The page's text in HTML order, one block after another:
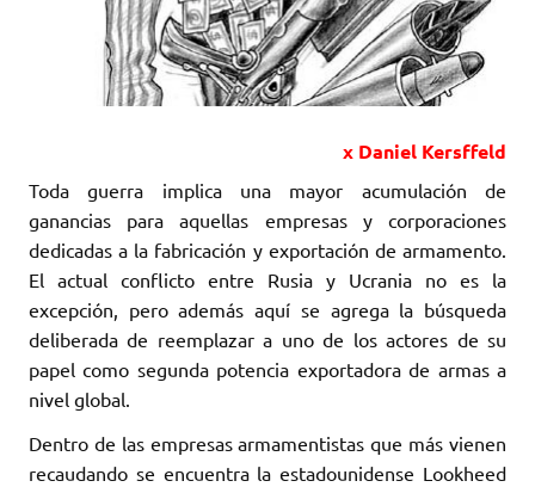
x Daniel Kersffeld
Toda guerra implica una mayor acumulación de
ganancias para aquellas empresas y corporaciones
dedicadas a la fabricación y exportación de armamento.
El actual conflicto entre Rusia y Ucrania no es la
excepción, pero además aquí se agrega la búsqueda
deliberada de reemplazar a uno de los actores de su
papel como segunda potencia exportadora de armas a
nivel global.
Dentro de las empresas armamentistas que más vienen
recaudando se encuentra la estadounidense Lookheed